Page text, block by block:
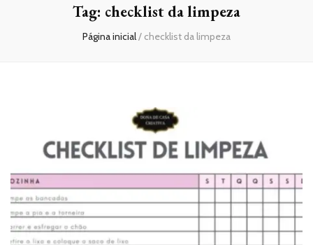
Tag: checklist da limpeza
Página inicial/ checklist da limpeza